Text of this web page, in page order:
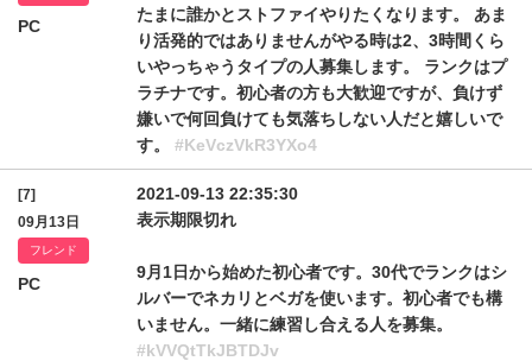
PC
たまに誰かとストファイやりたくなります。 あま
り活発的ではありませんがやる時は2、3時間くら
いやっちゃうタイプの人募集します。 ランクはプ
ラチナです。初心者の方も大歓迎ですが、負けず
嫌いで何回負けても気落ちしない人だと嬉しいで
す。 #KeVczVkR3YXo4
[7]
09月13日
フレンド
PC
2021-09-13 22:35:30
表示期限切れ
9月1日から始めた初心者です。30代でランクはシ
ルバーでネカリとベガを使います。初心者でも構
いません。一緒に練習し合える人を募集。
#kVVQtTkJBTDJv